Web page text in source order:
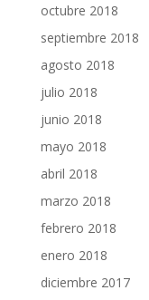
octubre 2018
septiembre 2018
agosto 2018
julio 2018
junio 2018
mayo 2018
abril 2018
marzo 2018
febrero 2018
enero 2018
diciembre 2017